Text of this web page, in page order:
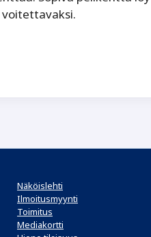
Näköislehti
Ilmoitusmyynti
Toimitus
Mediakortti